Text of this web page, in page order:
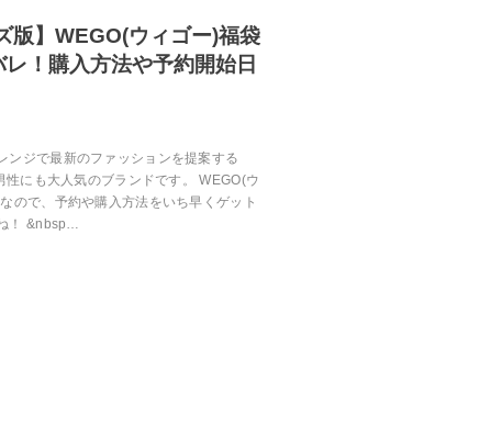
版】WEGO(ウィゴー)福袋
！購入方法や予約開始日
ンジで最新のファッションを提案する
性にも大人気のブランドです。 WEGO(ウ
ので、予約や購入方法をいち早くゲット
！ &nbsp…